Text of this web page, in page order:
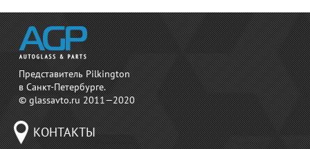
Представитель Pilkington
в Санкт-Петербурге.
© glassavto.ru 2011—2020
КОНТАКТЫ